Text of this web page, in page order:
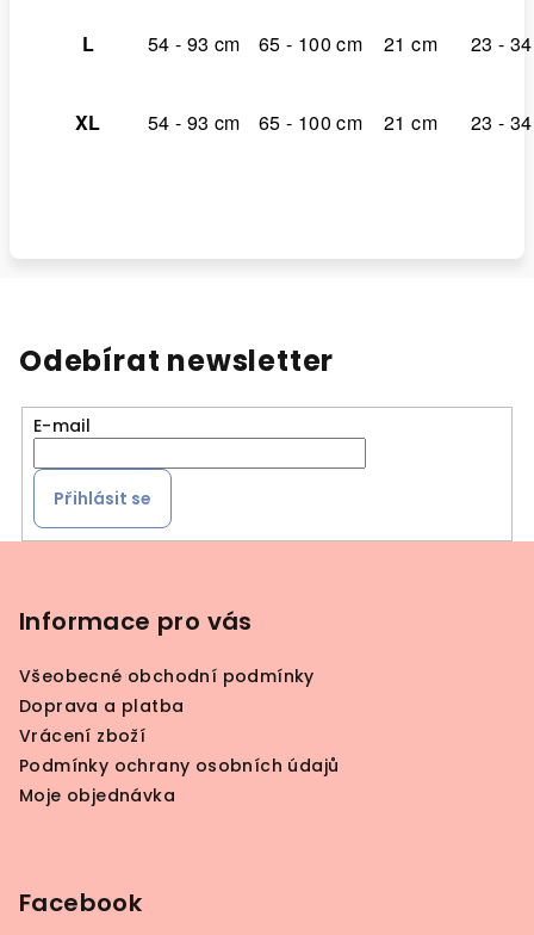
L 54 - 93 cm 65 - 100 cm 21 cm 23 -
XL 54 - 93 cm 65 - 100 cm 21 cm 23 -
Odebírat newsletter
E-mail
Přihlásit se
Informace pro vás
Všeobecné obchodní podmínky
Doprava a platba
Vrácení zboží
Podmínky ochrany osobních údajů
Moje objednávka
Facebook